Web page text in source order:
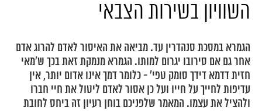
כל האתר
השוויון בשירות הצבאי
הגמרא במסכת סנהדרין עד. מביאה את האיסור לאדם להרוג אדם
אחר גם אם סירובו יגרום למותו. הגמרא מנמקת זאת בכך ש'מאי
חזית דדמא דידך סומק טפי' - כלומר דמך אינו אדום יותר, אין
עדיפות לחייך על חייו ועל כן אסור לאדם ליטול את חיי חברו
ולהציל את עצמו. המאמר שלפניכם בוחן רעיון זה ביחס לחובת